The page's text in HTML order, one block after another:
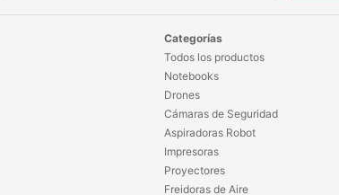
Categorías
Todos los productos
Notebooks
Drones
Cámaras de Seguridad
Aspiradoras Robot
Impresoras
Proyectores
Freidoras de Aire